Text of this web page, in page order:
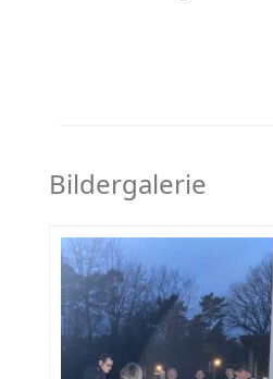
Bildergalerie